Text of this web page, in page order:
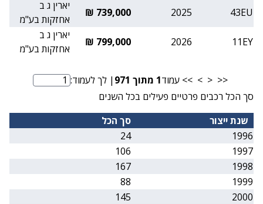
43EU
2025
739,000 ₪
יארין ג ב
אחזקות בע"מ
11EY
2026
799,000 ₪
יארין ג ב
אחזקות בע"מ
<<
<
>
>> עמוד1 מתוך 971 מספר עמוד
| לך לעמוד:
סך הכל רכבים פרטיים פעילים בכל השנים
שנת ייצור
סך הכל
1996
24
1997
106
1998
167
1999
88
2000
145